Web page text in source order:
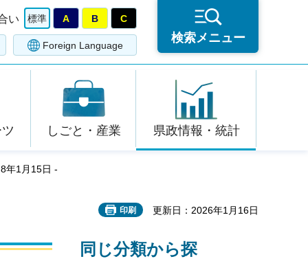
い 標準 A B C
Foreign Language
検索メニュー
しごと・産業 県政情報・統計
年1月15日 -
印刷 更新日：2026年1月16日
同じ分類から探